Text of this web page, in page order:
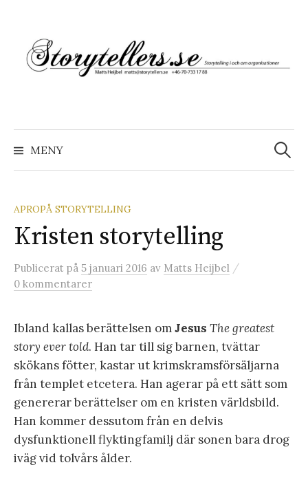
innehåll
MENY
Sök
efter:
APROPÅ STORYTELLING
Kristen storytelling
Publicerat på 5 januari 2016 av Matts Heijbel /
0 kommentarer
Ibland kallas berättelsen omJesus The greatest
story ever told. Han tar till sig barnen, tvättar
skökans fötter, kastar ut krimskramsförsäljarna
från templet etcetera. Han agerar på ett sätt som
genererar berättelser om en kristen världsbild.
Han kommer dessutom från en delvis
dysfunktionell flyktingfamilj där sonen bara drog
iväg vid tolvårs ålder.